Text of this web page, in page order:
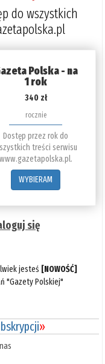
do wszystkich
Polska - na
1 rok
340 zł
rocznie
Dostęp przez rok do
treści serwisu
www.gazetapolska.pl.
WYBIERAM
się
jesteś [NOWOŚĆ]
"Gazety Polskiej"
»